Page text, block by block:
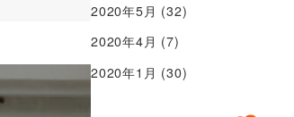
2020年5月 (32)
2020年4月 (7)
2020年1月 (30)